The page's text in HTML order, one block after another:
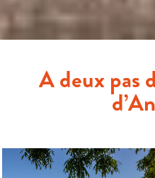
A deux pas